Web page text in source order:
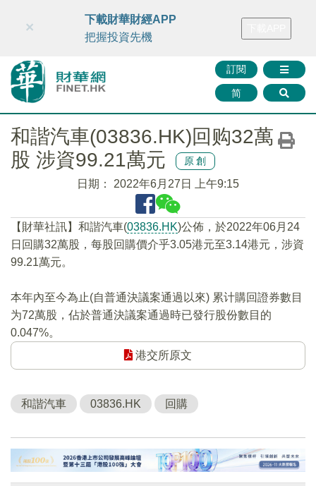
財華智庫網 FINTV FINMETA 財華證券 媒體矩陣
訂閱
简
×
下載財華財經APP
把握投資先機
和諧汽車(03836.HK)回购32萬
股 涉資99.21萬元
原創
日期： 2022年6月27日 上午9:15
【財華社訊】和諧汽車(03836.HK)公佈，於2022年06月24
日回購32萬股，每股回購價介乎3.05港元至3.14港元，涉資
99.21萬元。
本年內至今為止(自普通決議案通過以來) 累计購回證券數目
为72萬股，佔於普通決議案通過時已發行股份數目的
0.047%。
港交所原文
和諧汽車 03836.HK 回購